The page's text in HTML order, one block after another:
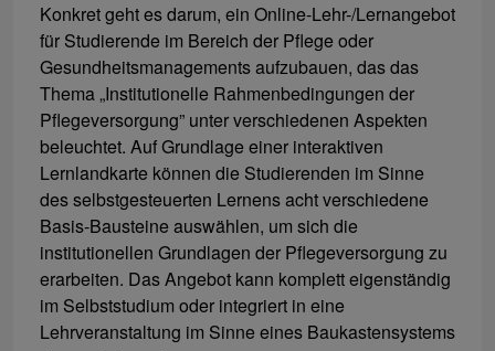
Konkret geht es darum, ein Online-Lehr-/Lernangebot
für Studierende im Bereich der Pflege oder
Gesundheitsmanagements aufzubauen, das das
Thema „Institutionelle Rahmenbedingungen der
Pflegeversorgung” unter verschiedenen Aspekten
beleuchtet. Auf Grundlage einer interaktiven
Lernlandkarte können die Studierenden im Sinne
des selbstgesteuerten Lernens acht verschiedene
Basis-Bausteine auswählen, um sich die
institutionellen Grundlagen der Pflegeversorgung zu
erarbeiten. Das Angebot kann komplett eigenständig
im Selbststudium oder integriert in eine
Lehrveranstaltung im Sinne eines Baukastensystems